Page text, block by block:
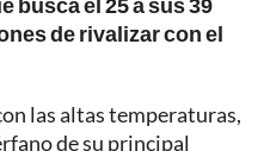
de rivalizar con el
las altas temperaturas,
de su principal